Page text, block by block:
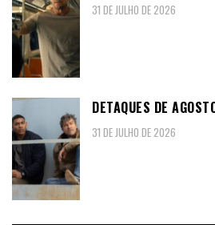
31 DE JULHO DE 2026
DETAQUES DE
31 DE JULHO DE 2026